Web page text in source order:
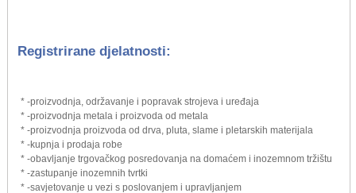
Registrirane djelatnosti:
* -proizvodnja, održavanje i popravak strojeva i uređaja
* -proizvodnja metala i proizvoda od metala
* -proizvodnja proizvoda od drva, pluta, slame i pletarskih materijala
* -kupnja i prodaja robe
* -obavljanje trgovačkog posredovanja na domaćem i inozemnom tržištu
* -zastupanje inozemnih tvrtki
* -savjetovanje u vezi s poslovanjem i upravljanjem